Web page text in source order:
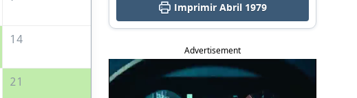
14
21
Imprimir Abril 1979
Advertisement